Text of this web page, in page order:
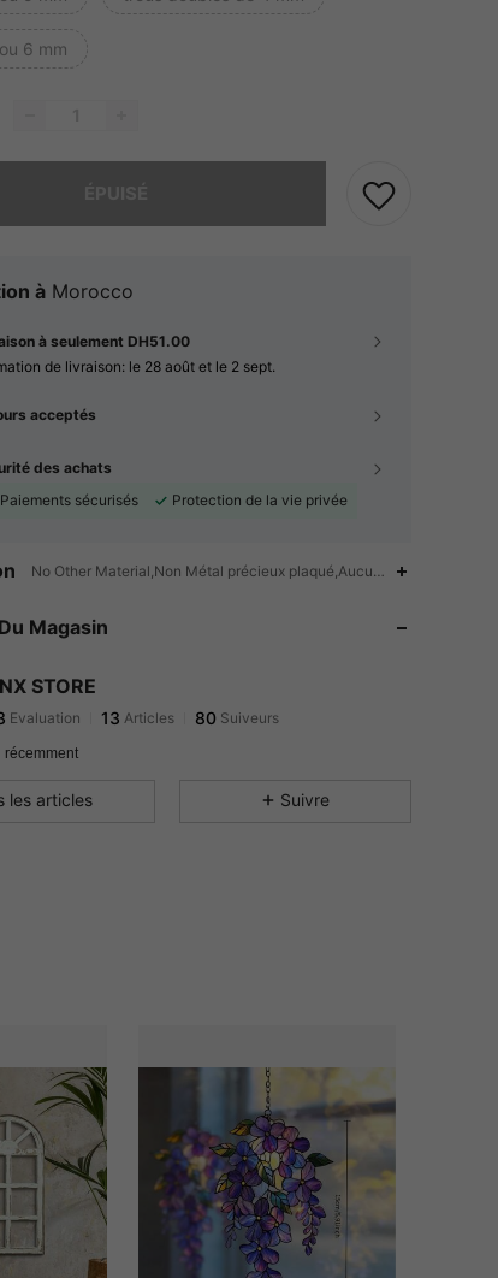
6 mm
à Morocco
à seulement DH51.00
de livraison: le 28 août et le 2 sept.
acceptés
des achats
Paiements sécurisés
Protection de la vie privée
No Other Material,Non Métal précieux plaqué,Aucune
Magasin
STORE
13
ف***يa suivi Il y a 1 jour
récemment
les articles Suivre